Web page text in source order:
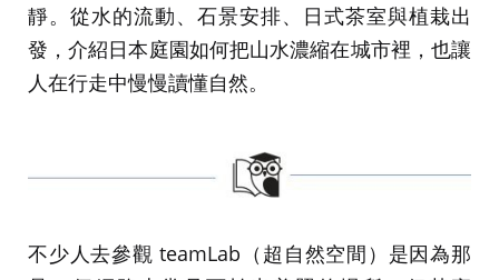
靜。從水的流動、石景安排、日式茶室與植栽出
發，介紹日本庭園如何把山水濃縮在城市裡，也讓
人在行走中慢慢讀懂自然。
不少人去參觀 teamLab（超自然空間）是因為那